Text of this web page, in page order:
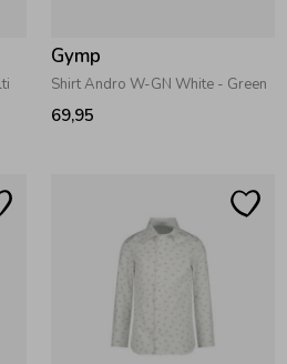
Gymp
Shirt Andro W-GN White - Green
69,95